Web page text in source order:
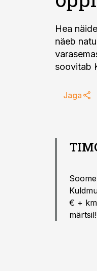
Hea
näeb
soovitab
Jaga
Soome
€ +
märtsil!